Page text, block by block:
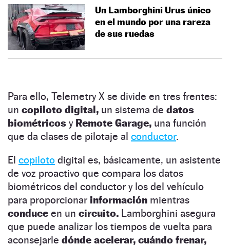
Un Lamborghini Urus único
en el mundo por una rareza
de sus ruedas
Para ello, Telemetry X se divide en tres frentes:
un copiloto digital, un sistema de datos
biométricos y Remote Garage, una función
que da clases de pilotaje al conductor.
El copiloto digital es, básicamente, un asistente
de voz proactivo que compara los datos
biométricos del conductor y los del vehículo
para proporcionar información mientras
conduce en un circuito. Lamborghini asegura
que puede analizar los tiempos de vuelta para
aconsejarle dónde acelerar, cuándo frenar,